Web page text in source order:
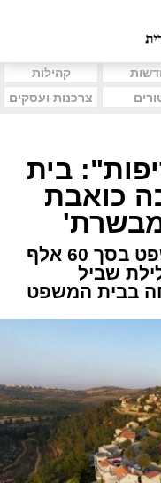
קהילות
צרכנות ועסקים
בית
כואבת
העותרים חויבו בהוצאות משפט בסך 60 אלף
שביל